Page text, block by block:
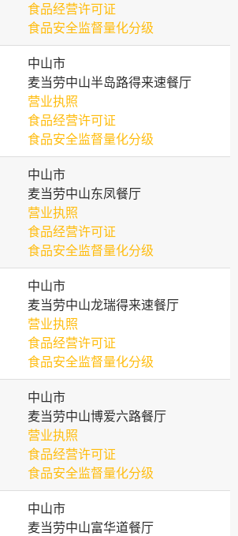
食品经营许可证
食品安全监督量化分级
中山市
麦当劳中山半岛路得来速餐厅
营业执照
食品经营许可证
食品安全监督量化分级
中山市
麦当劳中山东凤餐厅
营业执照
食品经营许可证
食品安全监督量化分级
中山市
麦当劳中山龙瑞得来速餐厅
营业执照
食品经营许可证
食品安全监督量化分级
中山市
麦当劳中山博爱六路餐厅
营业执照
食品经营许可证
食品安全监督量化分级
中山市
麦当劳中山富华道餐厅